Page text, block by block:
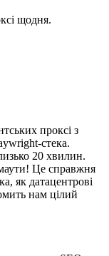
щодня.
проксі з
стека.
20 хвилин.
Це справжня
як датацентрові
нам цілий